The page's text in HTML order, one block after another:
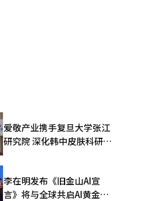
爱敬产业携手复旦大学张江
研究院 深化韩中皮肤科研合
李在明发布《旧金山AI宣
言》将与全球共启AI黄金时